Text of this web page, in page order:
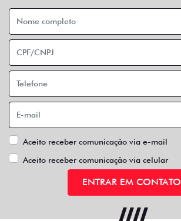
Aceito receber comunicação via e-mail
Aceito receber comunicação via celular
ENTRAR EM CONTATO